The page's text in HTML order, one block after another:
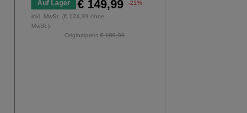
Auf Lager € 149,99 -21%
inkl. MwSt. (€ 124,99 ohne
MwSt.)
Originalpreis€ 189,99